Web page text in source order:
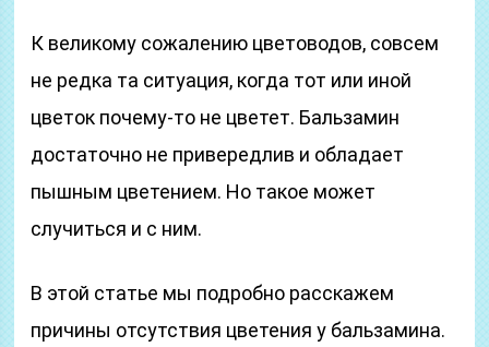
К великому сожалению цветоводов, совсем
не редка та ситуация, когда тот или иной
цветок почему-то не цветет. Бальзамин
достаточно не привередлив и обладает
пышным цветением. Но такое может
случиться и с ним.
В этой статье мы подробно расскажем
причины отсутствия цветения у бальзамина.